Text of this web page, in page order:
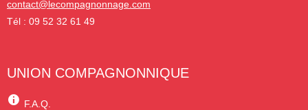
contact@lecompagnonnage.com
Tél : 09 52 32 61 49
UNION COMPAGNONNIQUE
F.A.Q.